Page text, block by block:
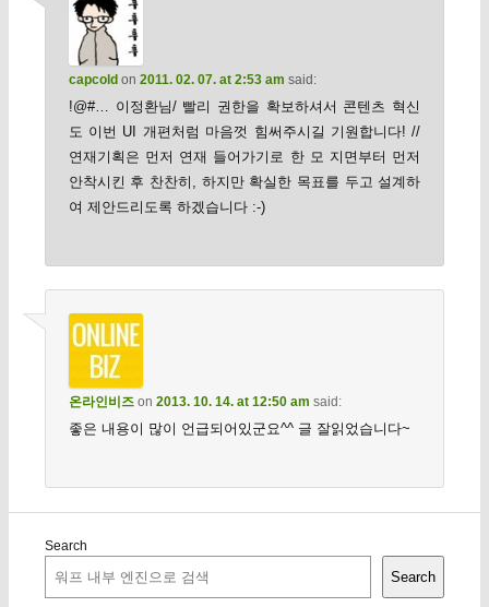
capcoldon 2011. 02. 07. at 2:53 am said:
!@#… 이정환님/ 빨리 권한을 확보하셔서 콘텐츠 혁신
도 이번 UI 개편처럼 마음껏 힘써주시길 기원합니다! //
연재기획은 먼저 연재 들어가기로 한 모 지면부터 먼저
안착시킨 후 찬찬히, 하지만 확실한 목표를 두고 설계하
여 제안드리도록 하겠습니다 :-)
온라인비즈on 2013. 10. 14. at 12:50 am said:
좋은 내용이 많이 언급되어있군요^^ 글 잘읽었습니다~
Search
Search